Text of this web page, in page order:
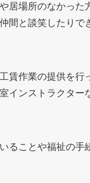
居場所のなかっ
と談笑したりで
賃作業の提供を
ンストラクター
ることや福祉の